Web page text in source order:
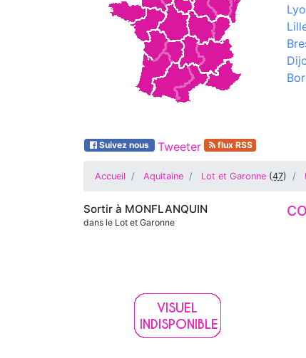
Suivez nous Tweeter flux RSS
Accueil Aquitaine Lot et Garonne (47)
Sortir à MONFLANQUIN
dans le Lot et Garonne